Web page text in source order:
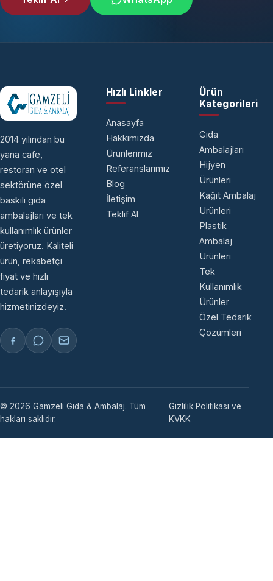
2014 yılından bu
yana cafe,
restoran ve otel
sektörüne özel
baskılı gıda
ambalajları ve tek
kullanımlık ürünler
üretiyoruz. Kaliteli
ürün, rekabetçi
fiyat ve hızlı
tedarik anlayışıyla
hizmetinizdeyiz.
Hızlı Linkler
Anasayfa
Hakkımızda
Ürünlerimiz
Referanslarımız
Blog
İletişim
Teklif Al
Ürün
Kategorileri
Gıda
Ambalajları
Hijyen
Ürünleri
Kağıt Ambalaj
Ürünleri
Plastik
Ambalaj
Ürünleri
Tek
Kullanımlık
Ürünler
Özel Tedarik
Çözümleri
© 2026 Gamzeli Gıda & Ambalaj. Tüm
hakları saklıdır.
Gizlilik Politikası ve
KVKK